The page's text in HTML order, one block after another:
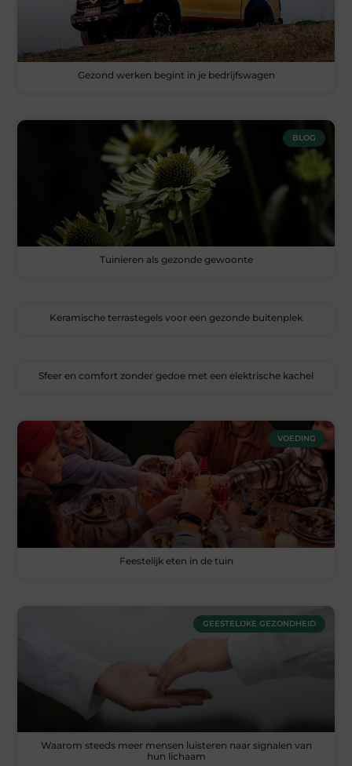
Gezond werken begint in je bedrijfswagen
BLOG
Tuinieren als gezonde gewoonte
Keramische terrastegels voor een gezonde buitenplek
Sfeer en comfort zonder gedoe met een elektrische kachel
VOEDING
Feestelijk eten in de tuin
GEESTELIJKE GEZONDHEID
Waarom steeds meer mensen luisteren naar signalen van
hun lichaam